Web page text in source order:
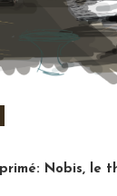
Cilia
Nobis, le